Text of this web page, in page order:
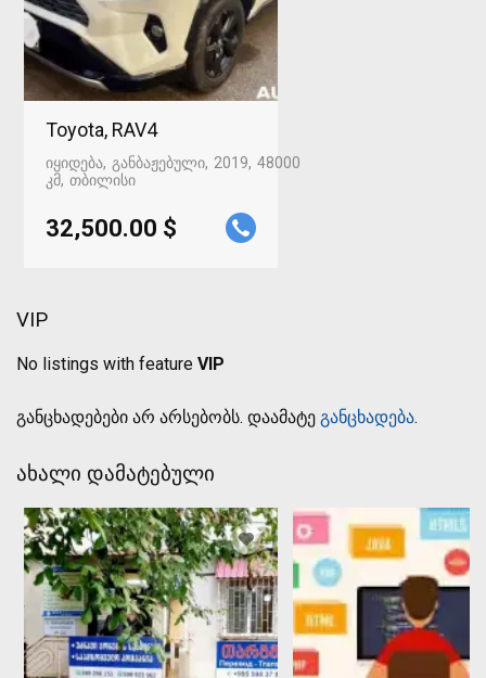
Toyota, RAV4
იყიდება განბაჟებული 2019 48000
კმ თბილისი
32,500.00 $
VIP
No listings with feature VIP
განცხადებები არ არსებობს. დაამატე განცხადება.
ახალი დამატებული